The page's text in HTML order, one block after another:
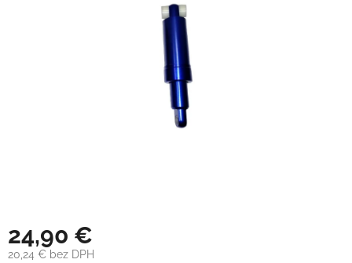
24,90 €
20,24 € bez DPH